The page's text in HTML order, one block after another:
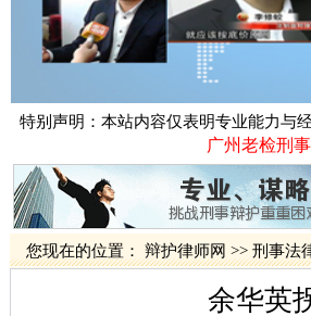
特别声明：本站内容仅表明专业能力与
广州老检刑
您现在的位置： 辩护律师网 >> 刑事法
余华英